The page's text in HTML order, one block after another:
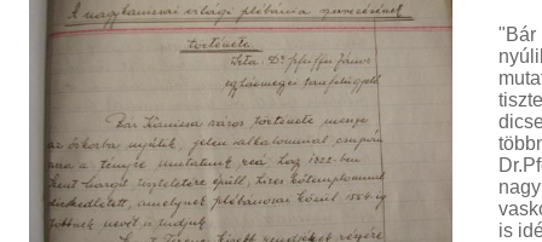
powered
laserblue
pointer
laser
pointersgreen
laserviridian
"Bár
is